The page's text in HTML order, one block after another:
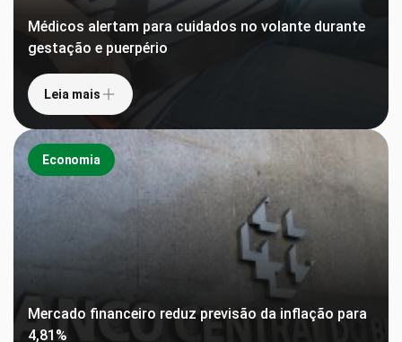
Médicos alertam para cuidados no volante durante
gestação e puerpério
Leia mais
Economia
Mercado financeiro reduz previsão da inflação para
4,81%